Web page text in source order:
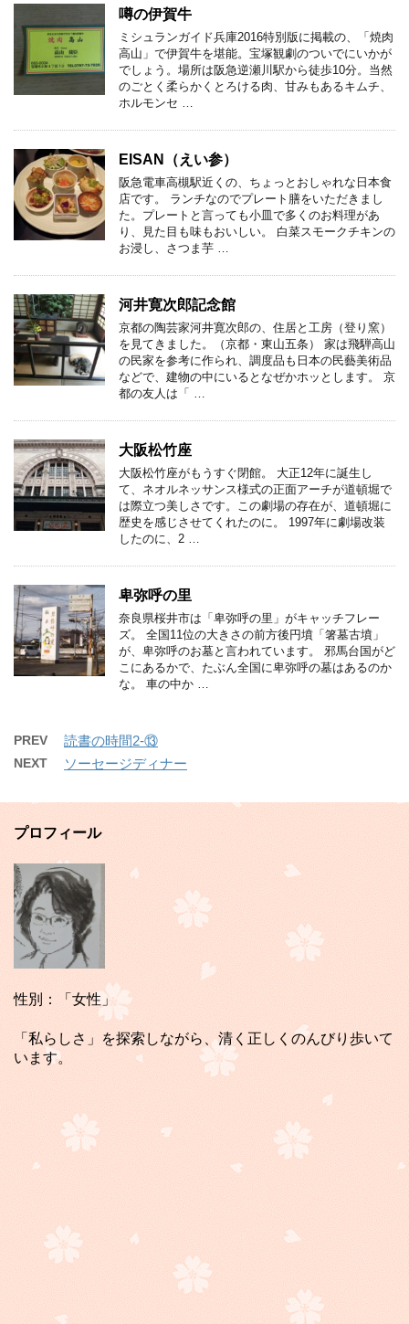
噂の伊賀牛
ミシュランガイド兵庫2016特別版に掲載の、「焼肉
高山」で伊賀牛を堪能。宝塚観劇のついでにいかが
でしょう。場所は阪急逆瀬川駅から徒歩10分。当然
のごとく柔らかくとろける肉、甘みもあるキムチ、
ホルモンセ …
EISAN（えい参）
阪急電車高槻駅近くの、ちょっとおしゃれな日本食
店です。 ランチなのでプレート膳をいただきまし
た。プレートと言っても小皿で多くのお料理があ
り、見た目も味もおいしい。 白菜スモークチキンの
お浸し、さつま芋 …
河井寛次郎記念館
京都の陶芸家河井寛次郎の、住居と工房（登り窯）
を見てきました。（京都・東山五条） 家は飛騨高山
の民家を参考に作られ、調度品も日本の民藝美術品
などで、建物の中にいるとなぜかホッとします。 京
都の友人は「 …
大阪松竹座
大阪松竹座がもうすぐ閉館。 大正12年に誕生し
て、ネオルネッサンス様式の正面アーチが道頓堀で
は際立つ美しさです。この劇場の存在が、道頓堀に
歴史を感じさせてくれたのに。 1997年に劇場改装
したのに、2 …
卑弥呼の里
奈良県桜井市は「卑弥呼の里」がキャッチフレー
ズ。 全国11位の大きさの前方後円墳「箸墓古墳」
が、卑弥呼のお墓と言われています。 邪馬台国がど
こにあるかで、たぶん全国に卑弥呼の墓はあるのか
な。 車の中か …
PREV 読書の時間2-⑬
NEXT ソーセージディナー
プロフィール
性別：「女性」
「私らしさ」を探索しながら、清く正しくのんびり歩いて
います。